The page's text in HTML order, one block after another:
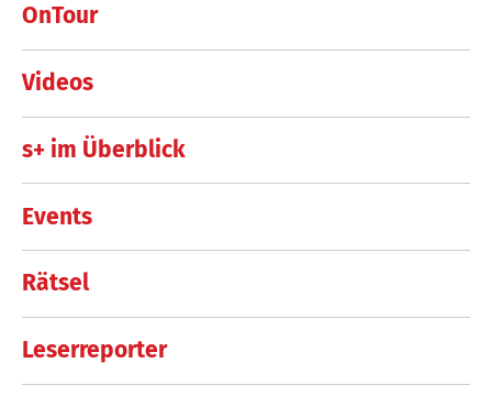
OnTour
Videos
s+ im Überblick
Events
Rätsel
Leserreporter